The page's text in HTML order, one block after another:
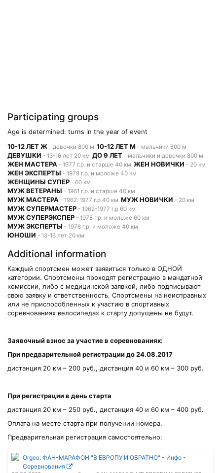
Participating groups
Age is determined: turns in the year of event
10-12 ЛЕТ Ж - девочки 800 м 10-12 ЛЕТ М - мальчики 800 м
ДЕВУШКИ - 13-16 лет 20 км ДО 9 ЛЕТ - мальчики и девочки 800 м
ЖЕН МАСТЕРА - 1977 г.р. и старше 40 км ЖЕН НОВИЧКИ - 20 км
ЖЕН ЭКСПЕРТЫ - 1978 г.р. и моложе 40 км
ЖЕНЩИНЫ СУПЕР - 60 км
МУЖ ВЕТЕРАНЫ - 1961 г.р. и старше 40 км
МУЖ МАСТЕРА - 1962-1977 г.р 40 км МУЖ НОВИЧКИ - 20 км
МУЖ СУПЕРМАСТЕР - 1962-1977 г.р 60 км
МУЖ СУПЕРЭКСПЕР - 1978 г.р. и моложе 60 км
МУЖ ЭКСПЕРТЫ - 1978 г.р. и моложе 40 км
ЮНОШИ - 13-16 лет 20 км
Additional information
Каждый спортсмен может заявиться только в ОДНОЙ
категории. Спортсмены проходят регистрацию в мандатной
комиссии, либо с медицинской заявкой, либо подписывают
свою заявку и ответственность. Спортсмены на неисправных
или не приспособленных к участию в спортивных
соревнованиях велосипедах к старту допущены не будут.
Заявочный взнос за участие в соревнованиях:
При предварительной регистрации до 24.08.2017
дистанция 20 км – 200 руб., дистанция 40 и 60 км – 300 руб.
При регистрации в день старта
дистанция 20 км – 250 руб., дистанция 40 и 60 км – 400 руб.
Оплата на месте старта при получении номера.
Предварительная регистрация самостоятельно:
Orgeo: ФАН-МАРАФОН "В ЕВРОПУ И ОБРАТНО" - Инфо -
Соревнования